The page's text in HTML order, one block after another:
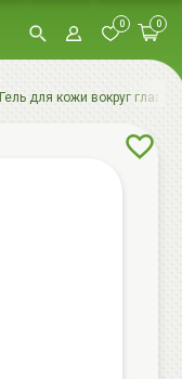
0 0
для кожи вокруг глаз |